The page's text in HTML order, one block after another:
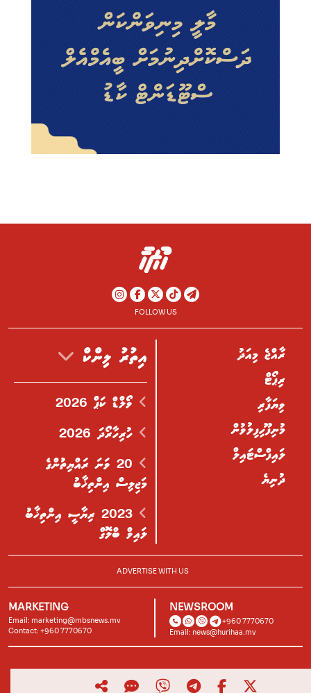
FOLLOW US
ރާއްޖެ މިއަދު
ރިޕޯޓް
ވިޔަފާރި
މުނިފޫހިފިލުވުން
ލައިފްސްޓައިލް
ދުނިޔެ
އިތުރު ލިންކް
ވޯލްޑް ކަޕް 2026
ހުރިހާރޯދަ 2026
20 ވަނަ ރައްޔިތުންގެ
މަޖިލިސް އިންތިޚާބު
2023 ރިޔާސީ އިންތިޚާބު
ލައިވް ބްލޮގް
ADVERTISE WITH US
MARKETING
Email: marketing@mbsnews.mv
Contact: +960 7770670
NEWSROOM
+960 7770670
Email: news@hurihaa.mv
Powered by
Lagoon Labs